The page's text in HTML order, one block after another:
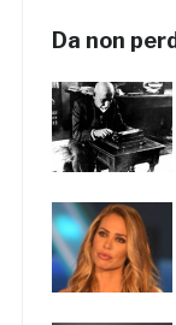
Da non